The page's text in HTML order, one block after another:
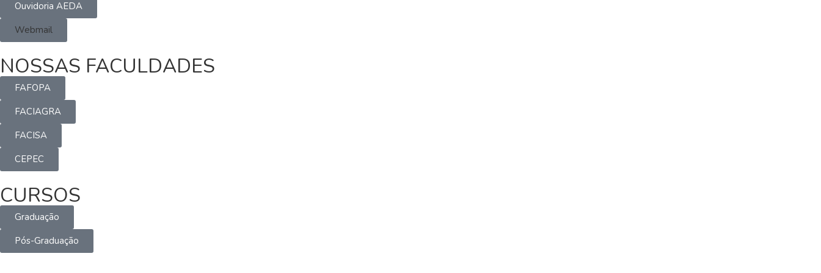
Ouvidoria AEDA
Webmail
NOSSAS FACULDADES
FAFOPA
FACIAGRA
FACISA
CEPEC
CURSOS
Graduação
Pós-Graduação